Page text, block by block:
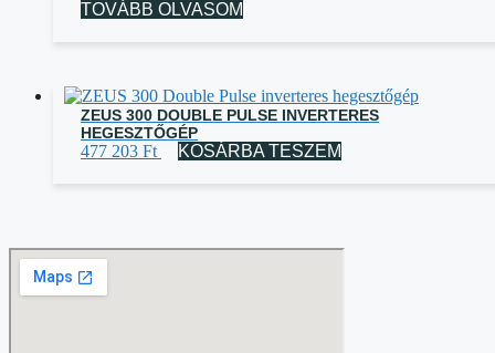
TOVÁBB OLVASOM
ZEUS 300 DOUBLE PULSE INVERTERES
HEGESZTŐGÉP
477 203 Ft KOSÁRBA TESZEM